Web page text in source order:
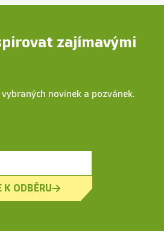
zajímavými
novinek a pozvánek.
K ODBĚRU